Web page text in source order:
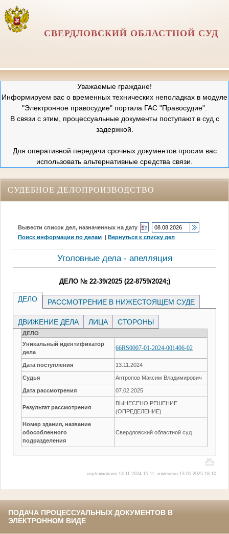
СВЕРДЛОВСКИЙ ОБЛАСТНОЙ СУД
Уважаемые граждане!
Информируем вас о временных технических неполадках в модуле
"Электронное правосудие" портала ГАС "Правосудие".
В связи с этим, процессуальные документы поступают в суд с
задержкой.
Для оперативной передачи срочных документов просим вас
использовать альтернативные средства связи.
СУДЕБНОЕ ДЕЛОПРОИЗВОДСТВО
Вывести список дел, назначенных на дату
Поиск информации по делам |Вернуться к списку дел
Уголовные дела - апелляция
ДЕЛО № 22-39/2025 (22-8759/2024;)
ДЕЛО РАССМОТРЕНИЕ В НИЖЕСТОЯЩЕМ СУДЕ
ДВИЖЕНИЕ ДЕЛА ЛИЦА СТОРОНЫ
ДЕЛО
Уникальный идентификатор
дела
66RS0007-01-2024-001406-02
Дата поступления 13.11.2024
Судья Антропов Максим Владимирович
Дата рассмотрения 07.02.2025
Результат рассмотрения
ВЫНЕСЕНО РЕШЕНИЕ
(ОПРЕДЕЛЕНИЕ)
Номер здания, название
обособленного
подразделения
Свердловский областной суд
опубликовано 13.11.2024 15:11, изменено 13.05.2025 18:10
ПОДАЧА ПРОЦЕССУАЛЬНЫХ ДОКУМЕНТОВ В
ЭЛЕКТРОННОМ ВИДЕ